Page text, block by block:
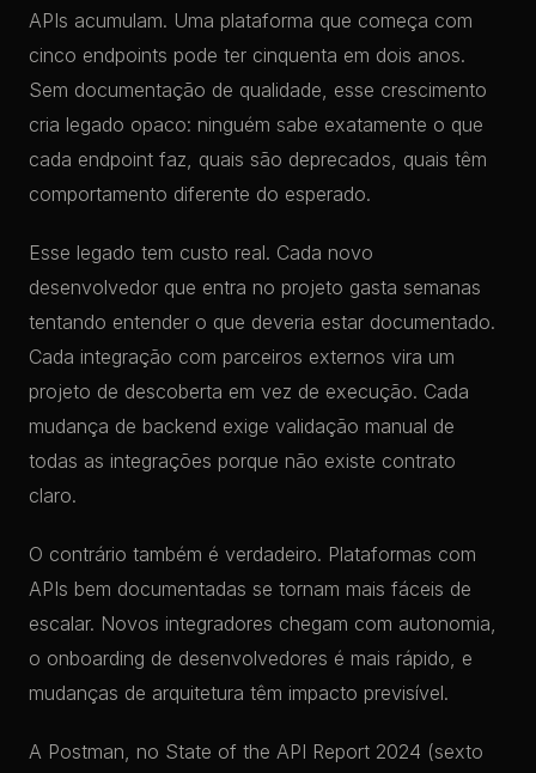
APIs acumulam. Uma plataforma que começa com
cinco endpoints pode ter cinquenta em dois anos.
Sem documentação de qualidade, esse crescimento
cria legado opaco: ninguém sabe exatamente o que
cada endpoint faz, quais são deprecados, quais têm
comportamento diferente do esperado.
Esse legado tem custo real. Cada novo
desenvolvedor que entra no projeto gasta semanas
tentando entender o que deveria estar documentado.
Cada integração com parceiros externos vira um
projeto de descoberta em vez de execução. Cada
mudança de backend exige validação manual de
todas as integrações porque não existe contrato
claro.
O contrário também é verdadeiro. Plataformas com
APIs bem documentadas se tornam mais fáceis de
escalar. Novos integradores chegam com autonomia,
o onboarding de desenvolvedores é mais rápido, e
mudanças de arquitetura têm impacto previsível.
A Postman, no State of the API Report 2024 (sexto